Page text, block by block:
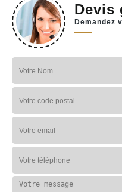
Devis
Demandez